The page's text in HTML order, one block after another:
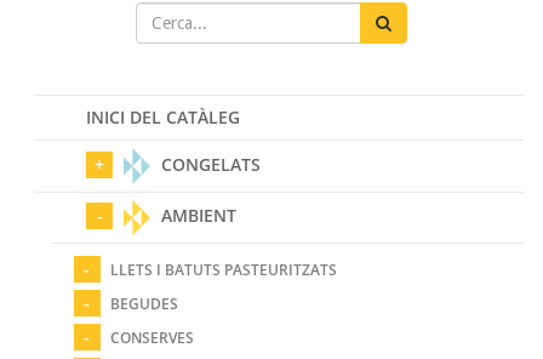
INICI DEL CATÀLEG
CONGELATS
AMBIENT
LLETS I BATUTS PASTEURITZATS
BEGUDES
CONSERVES